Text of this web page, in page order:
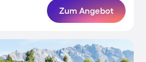
Zum Angebot